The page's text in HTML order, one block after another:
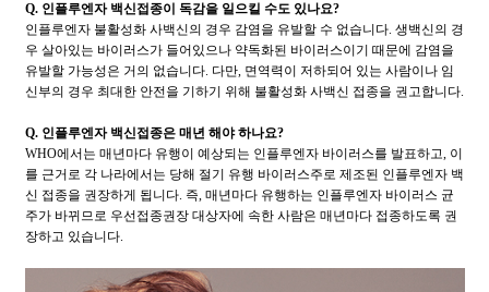
Q. 인플루엔자 백신접종이 독감을 일으킬 수도 있나요?
인플루엔자 불활성화 사백신의 경우 감염을 유발할 수 없습니다. 생백신의 경
우 살아있는 바이러스가 들어있으나 약독화된 바이러스이기 때문에 감염을
유발할 가능성은 거의 없습니다. 다만, 면역력이 저하되어 있는 사람이나 임
신부의 경우 최대한 안전을 기하기 위해 불활성화 사백신 접종을 권고합니다.
Q. 인플루엔자 백신접종은 매년 해야 하나요?
WHO에서는 매년마다 유행이 예상되는 인플루엔자 바이러스를 발표하고, 이
를 근거로 각 나라에서는 당해 절기 유행 바이러스주로 제조된 인플루엔자 백
신 접종을 권장하게 됩니다. 즉, 매년마다 유행하는 인플루엔자 바이러스 균
주가 바뀌므로 우선접종권장 대상자에 속한 사람은 매년마다 접종하도록 권
장하고 있습니다.